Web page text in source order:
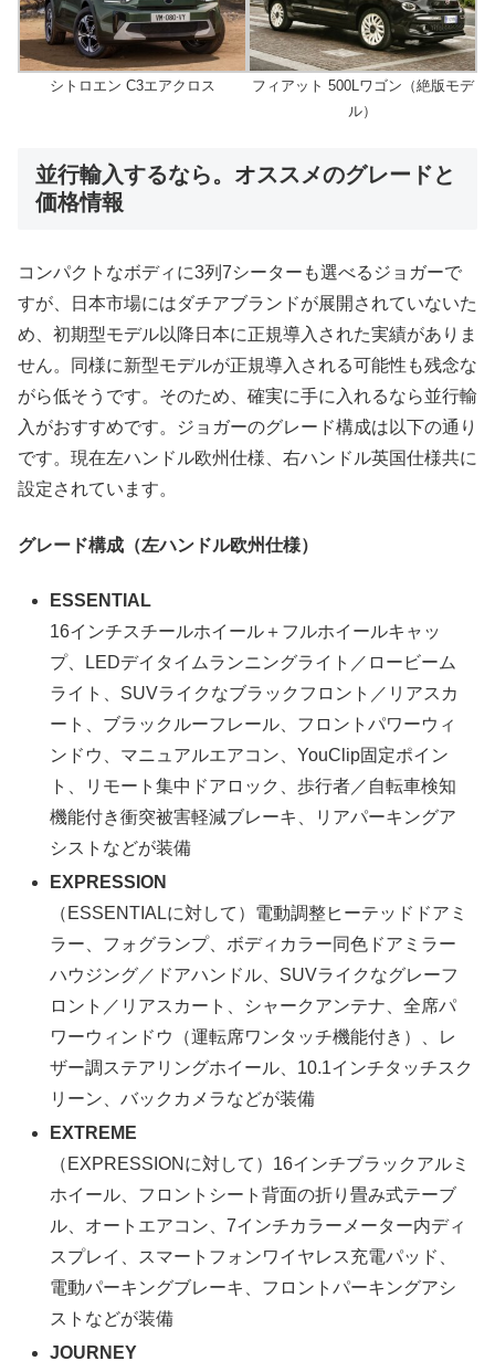
シトロエン C3エアクロス
フィアット 500Lワゴン（絶版モデ
ル）
並行輸入するなら。オススメのグレードと
価格情報
コンパクトなボディに3列7シーターも選べるジョガーで
すが、日本市場にはダチアブランドが展開されていないた
め、初期型モデル以降日本に正規導入された実績がありま
せん。同様に新型モデルが正規導入される可能性も残念な
がら低そうです。そのため、確実に手に入れるなら並行輸
入がおすすめです。ジョガーのグレード構成は以下の通り
です。現在左ハンドル欧州仕様、右ハンドル英国仕様共に
設定されています。
グレード構成（左ハンドル欧州仕様）
ESSENTIAL
16インチスチールホイール＋フルホイールキャッ
プ、LEDデイタイムランニングライト／ロービーム
ライト、SUVライクなブラックフロント／リアスカ
ート、ブラックルーフレール、フロントパワーウィ
ンドウ、マニュアルエアコン、YouClip固定ポイン
ト、リモート集中ドアロック、歩行者／自転車検知
機能付き衝突被害軽減ブレーキ、リアパーキングア
シストなどが装備
EXPRESSION
（ESSENTIALに対して）電動調整ヒーテッドドアミ
ラー、フォグランプ、ボディカラー同色ドアミラー
ハウジング／ドアハンドル、SUVライクなグレーフ
ロント／リアスカート、シャークアンテナ、全席パ
ワーウィンドウ（運転席ワンタッチ機能付き）、レ
ザー調ステアリングホイール、10.1インチタッチスク
リーン、バックカメラなどが装備
EXTREME
（EXPRESSIONに対して）16インチブラックアルミ
ホイール、フロントシート背面の折り畳み式テーブ
ル、オートエアコン、7インチカラーメーター内ディ
スプレイ、スマートフォンワイヤレス充電パッド、
電動パーキングブレーキ、フロントパーキングアシ
ストなどが装備
JOURNEY